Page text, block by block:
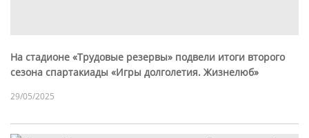
На стадионе «Трудовые резервы» подвели итоги второго
сезона спартакиады «Игры долголетия. Жизнелюб»
29/05/2025